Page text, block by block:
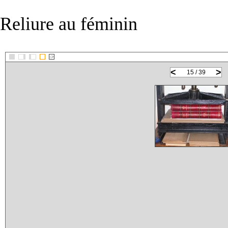
Reliure au féminin
::>
< >
15 / 39